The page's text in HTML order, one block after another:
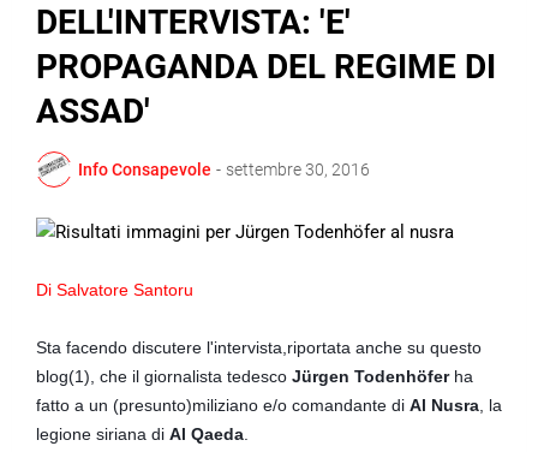
DELL'INTERVISTA: 'E'
PROPAGANDA DEL REGIME DI
ASSAD'
Info Consapevole - settembre 30, 2016
Di Salvatore Santoru
Sta facendo discutere l'intervista,riportata anche su questo
blog(1), che il giornalista tedesco Jürgen Todenhöferha
fatto a un (presunto)miliziano e/o comandante di Al Nusra, la
legione siriana di Al Qaeda.